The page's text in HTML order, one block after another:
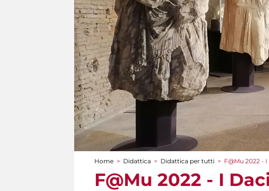
Tu sei qui
Home > Didattica > Didattica per tutti > F@Mu 2022 -
F@Mu 2022 - I